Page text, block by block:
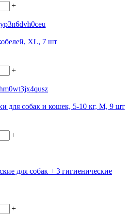
+
XL, 7 шт
+
для собак и кошек, 5-10 кг, M, 9 шт
+
для собак + 3 гигиенические
+